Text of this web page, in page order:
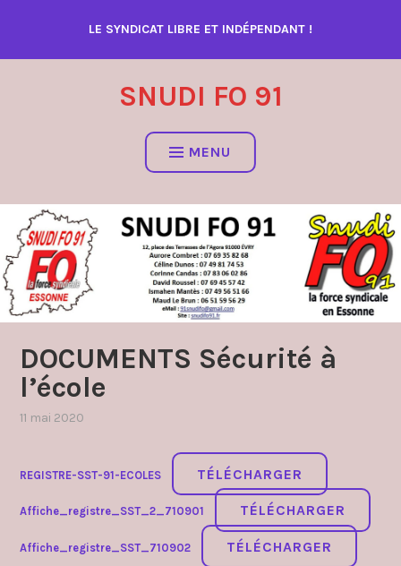
contenu
LE SYNDICAT LIBRE ET INDÉPENDANT !
SNUDI FO 91
MENU
DOCUMENTS Sécurité à
l’école
11 mai 2020
chsct
fsssct
f3sct,
REGISTRE-SST-91-ECOLES TÉLÉCHARGER
Affiche_registre_SST_2_710901 TÉLÉCHARGER
Affiche_registre_SST_710902 TÉLÉCHARGER